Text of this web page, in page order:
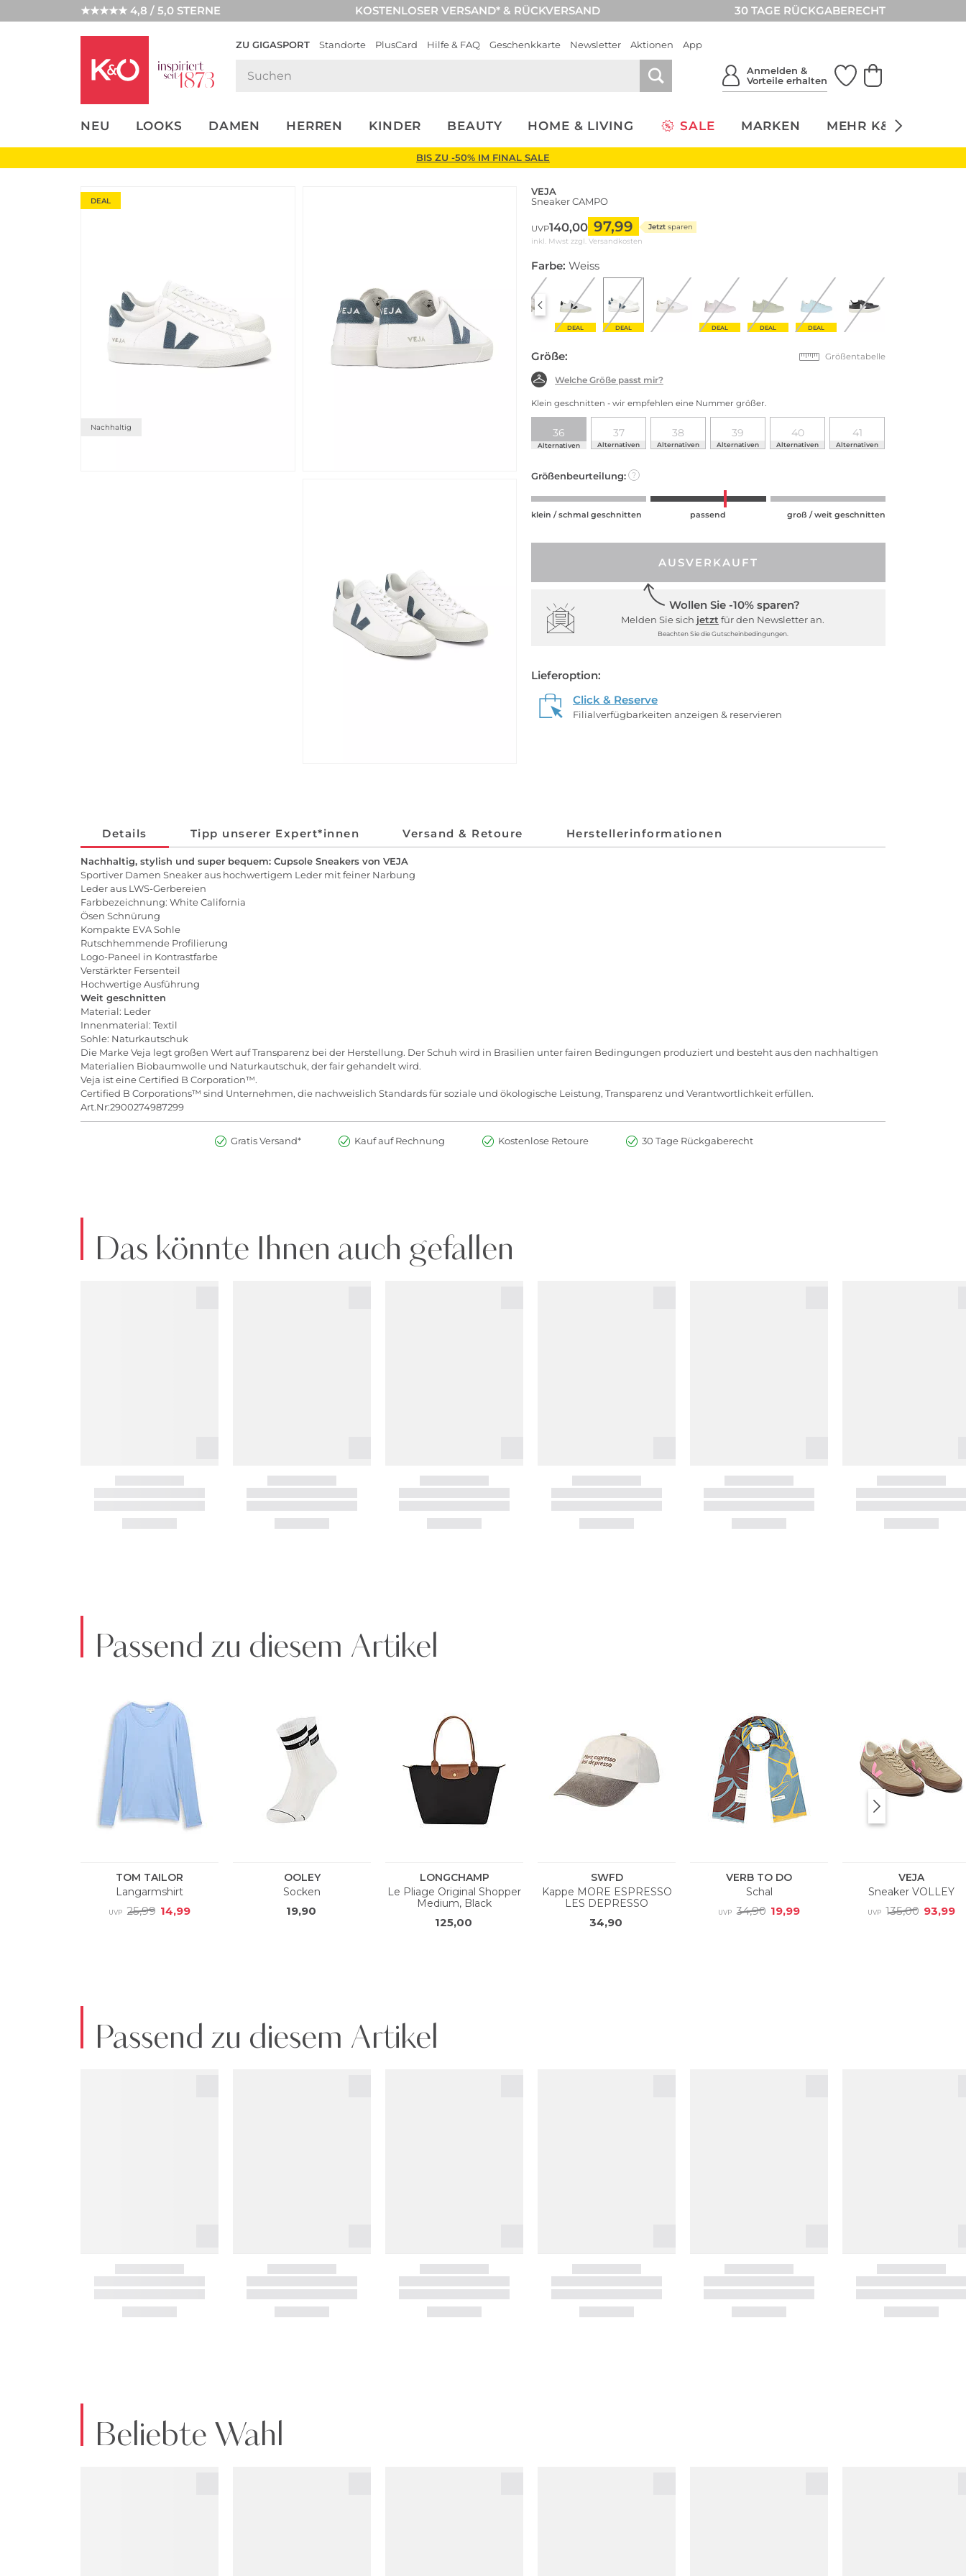
★★★★★ 4,8 / 5,0 STERNE KOSTENLOSER VERSAND* & RÜCKVERSAND 30 TAGE RÜCKGABERECHT
ZU GIGASPORT Standorte PlusCard Hilfe & FAQ Geschenkkarte Newsletter Aktionen App
Anmelden &
Vorteile erhalten
NEU LOOKS DAMEN HERREN KINDER BEAUTY HOME & LIVING SALE MARKEN MEHR K&Ö
UNSERE APP
CLICK &
BIS ZU -50% IM FINAL SALE
DEAL
Nachhaltig
VEJA
Sneaker CAMPO
UVP140,00 97,99 Jetzt sparen
inkl. Mwst zzgl. Versandkosten
Farbe: Weiss
DEAL DEAL DEAL DEAL DEAL DEAL DEAL DEAL
Größe: Größentabelle
Welche Größe passt mir?
Klein geschnitten - wir empfehlen eine Nummer größer.
36
Alternativen
37
Alternativen
38
Alternativen
39
Alternativen
40
Alternativen
41
Alternativen
Größenbeurteilung: ?
klein / schmal geschnitten passend groß / weit geschnitten
AUSVERKAUFT
Wollen Sie -10% sparen?
Melden Sie sich jetzt für den Newsletter an.
Beachten Sie die Gutscheinbedingungen.
Lieferoption:
Click & Reserve
Filialverfügbarkeiten anzeigen & reservieren
Details Tipp unserer Expert*innen Versand & Retoure Herstellerinformationen
Nachhaltig, stylish und super bequem: Cupsole Sneakers von VEJA
Sportiver Damen Sneaker aus hochwertigem Leder mit feiner Narbung
Leder aus LWS-Gerbereien
Farbbezeichnung: White California
Ösen Schnürung
Kompakte EVA Sohle
Rutschhemmende Profilierung
Logo-Paneel in Kontrastfarbe
Verstärkter Fersenteil
Hochwertige Ausführung
Weit geschnitten
Material: Leder
Innenmaterial: Textil
Sohle: Naturkautschuk
Die Marke Veja legt großen Wert auf Transparenz bei der Herstellung. Der Schuh wird in Brasilien unter fairen Bedingungen produziert und besteht aus den nachhaltigen
Materialien Biobaumwolle und Naturkautschuk, der fair gehandelt wird.
Veja ist eine Certified B Corporation™.
Certified B Corporations™ sind Unternehmen, die nachweislich Standards für soziale und ökologische Leistung, Transparenz und Verantwortlichkeit erfüllen.
Art.Nr:2900274987299
Gratis Versand* Kauf auf Rechnung Kostenlose Retoure 30 Tage Rückgaberecht
Das könnte Ihnen auch gefallen
Passend zu diesem Artikel
Passend zu diesem Artikel
Beliebte Wahl